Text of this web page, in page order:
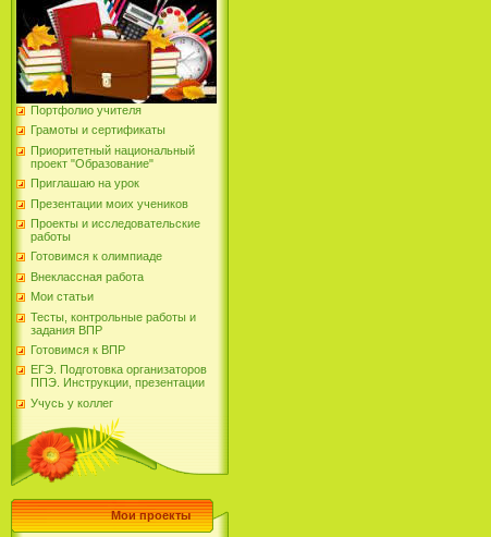
Портфолио учителя
Грамоты и сертификаты
Приоритетный национальный
проект "Образование"
Приглашаю на урок
Презентации моих учеников
Проекты и исследовательские
работы
Готовимся к олимпиаде
Внеклассная работа
Мои статьи
Тесты, контрольные работы и
задания ВПР
Готовимся к ВПР
ЕГЭ. Подготовка организаторов
ППЭ. Инструкции, презентации
Учусь у коллег
Мои проекты